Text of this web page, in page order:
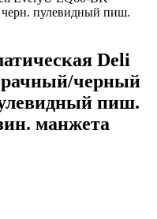
пулевидный пиш.
Deli
черный
пиш.
манжета